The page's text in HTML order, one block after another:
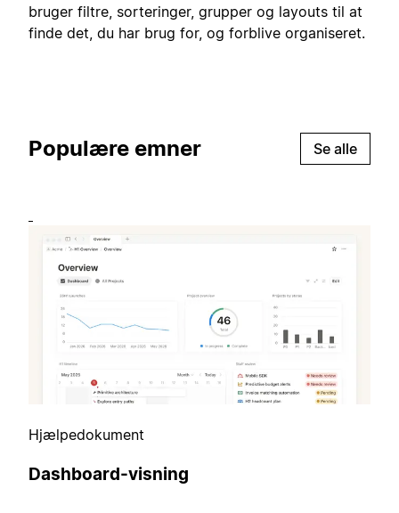
bruger filtre, sorteringer, grupper og layouts til at
finde det, du har brug for, og forblive organiseret.
Populære emner Se alle
Hjælpedokument
Dashboard-visning